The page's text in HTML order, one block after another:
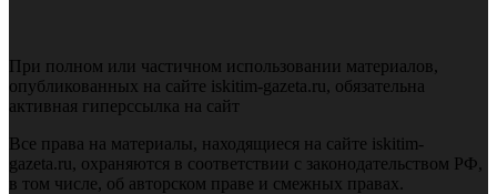
При полном или частичном использовании материалов,
опубликованных на сайте iskitim-gazeta.ru, обязательна
активная гиперссылка на сайт
Все права на материалы, находящиеся на сайте iskitim-
gazeta.ru, охраняются в соответствии с законодательством РФ,
в том числе, об авторском праве и смежных правах.